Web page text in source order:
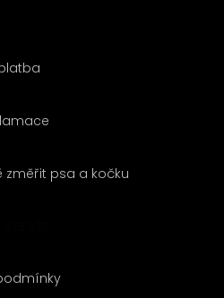
změřit psa a kočku